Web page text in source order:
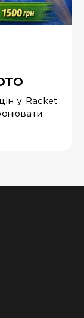
у Racket